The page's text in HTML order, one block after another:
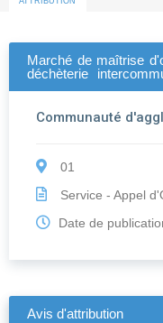
Marché de maîtrise
déchèterie
Communauté
01
Service - Appel
Date de
Avis d'attribution